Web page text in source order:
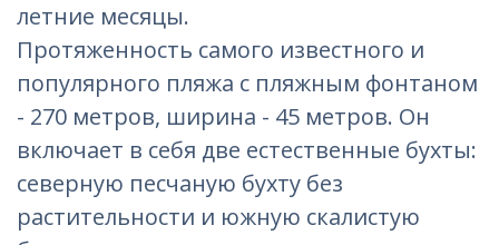
летние месяцы.
Протяженность самого известного и
популярного пляжа с пляжным фонтаном
- 270 метров, ширина - 45 метров. Он
включает в себя две естественные бухты:
северную песчаную бухту без
растительности и южную скалистую